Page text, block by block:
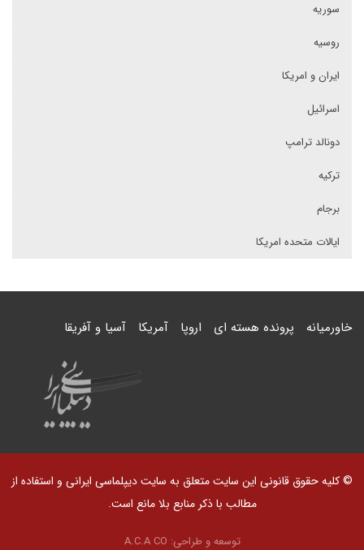
سوریه
روسیه
ایران و امریکا
اسرائیل
دونالد ترامپ
ترکیه
برجام
ایالات متحده امریکا
خاورمیانه پرونده هسته ای اروپا آمریکا آسیا و آفریقا
© کلیه حقوق قانونی این سایت متعلق به سایت دیپلماسی ایرانی و استفاده از
مطالب با ذکر منابع بلا مانع است.
توسعه و طراحی: A.C.A CO